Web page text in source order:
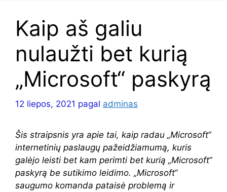
Kaip aš galiu
nulaužti bet kurią
„Microsoft“ paskyrą
12 liepos, 2021 pagal adminas
Šis straipsnis yra apie tai, kaip radau „Microsoft“
internetinių paslaugų pažeidžiamumą, kuris
galėjo leisti bet kam perimti bet kurią „Microsoft“
paskyrą be sutikimo leidimo. „Microsoft“
saugumo komanda pataisė problemą ir